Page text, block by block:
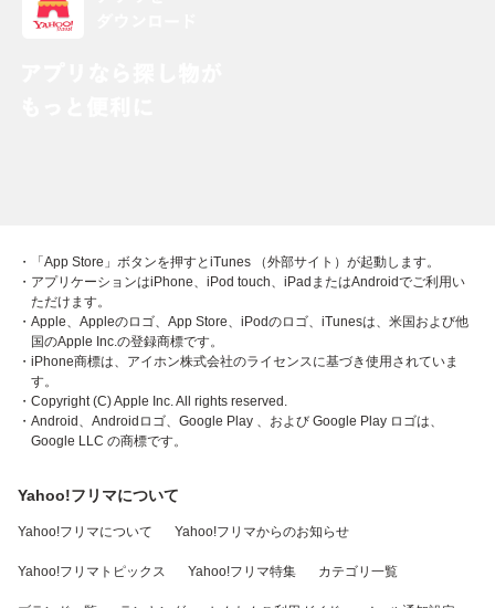
・「App Store」ボタンを押すとiTunes （外部サイト）が起動します。
・アプリケーションはiPhone、iPod touch、iPadまたはAndroidでご利用い
ただけます。
・Apple、Appleのロゴ、App Store、iPodのロゴ、iTunesは、米国および他
国のApple Inc.の登録商標です。
・iPhone商標は、アイホン株式会社のライセンスに基づき使用されていま
す。
・Copyright (C) Apple Inc. All rights reserved.
・Android、Androidロゴ、Google Play 、および Google Play ロゴは、
Google LLC の商標です。
Yahoo!フリマについて
Yahoo!フリマについて Yahoo!フリマからのお知らせ
Yahoo!フリマトピックス Yahoo!フリマ特集 カテゴリ一覧